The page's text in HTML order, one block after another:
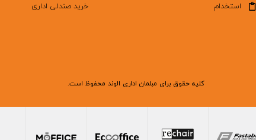
استخدام
خرید صندلی اداری
کلیه حقوق برای مبلمان اداری الوند محفوظ است.